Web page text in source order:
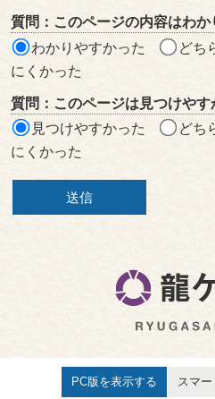
ア
質問：このページの内容はわか
わかりやすかった
どち
にくかった
質問：このページは見つけやす
見つけやすかった
どち
にくかった
PC版を表示する スマ